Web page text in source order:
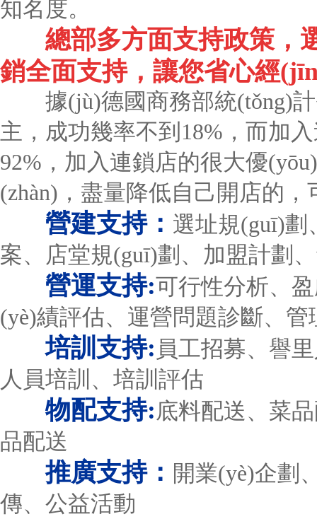
知名度。
總部多方面支持政策，
銷全面支持，讓您省心經
據(jù)德國商務部統(tǒng)計
主，成功幾率不到18%，而加
92%，加入連鎖店的很大優
(zhàn)，盡量降低自己開店的
營建支持： 選址規(guī)劃
案、店堂規(guī)劃、加盟計劃
營運支持:可行性分析、
(yè)績評估、運營問題診斷、管
培訓支持: 員工招募、譽
人員培訓、培訓評估
物配支持:底料配送、菜
品配送
推廣支持： 開業(yè)企劃
傳、公益活動